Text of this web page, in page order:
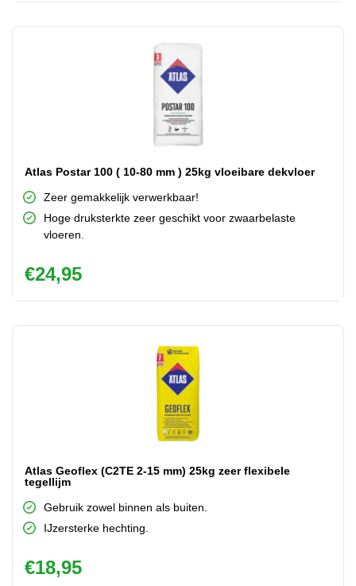
Atlas Postar 100 ( 10-80 mm ) 25kg vloeibare dekvloer
Zeer gemakkelijk verwerkbaar!
Hoge druksterkte zeer geschikt voor zwaarbelaste
vloeren.
€24,95
Atlas Geoflex (C2TE 2-15 mm) 25kg zeer flexibele
tegellijm
Gebruik zowel binnen als buiten.
IJzersterke hechting.
€18,95